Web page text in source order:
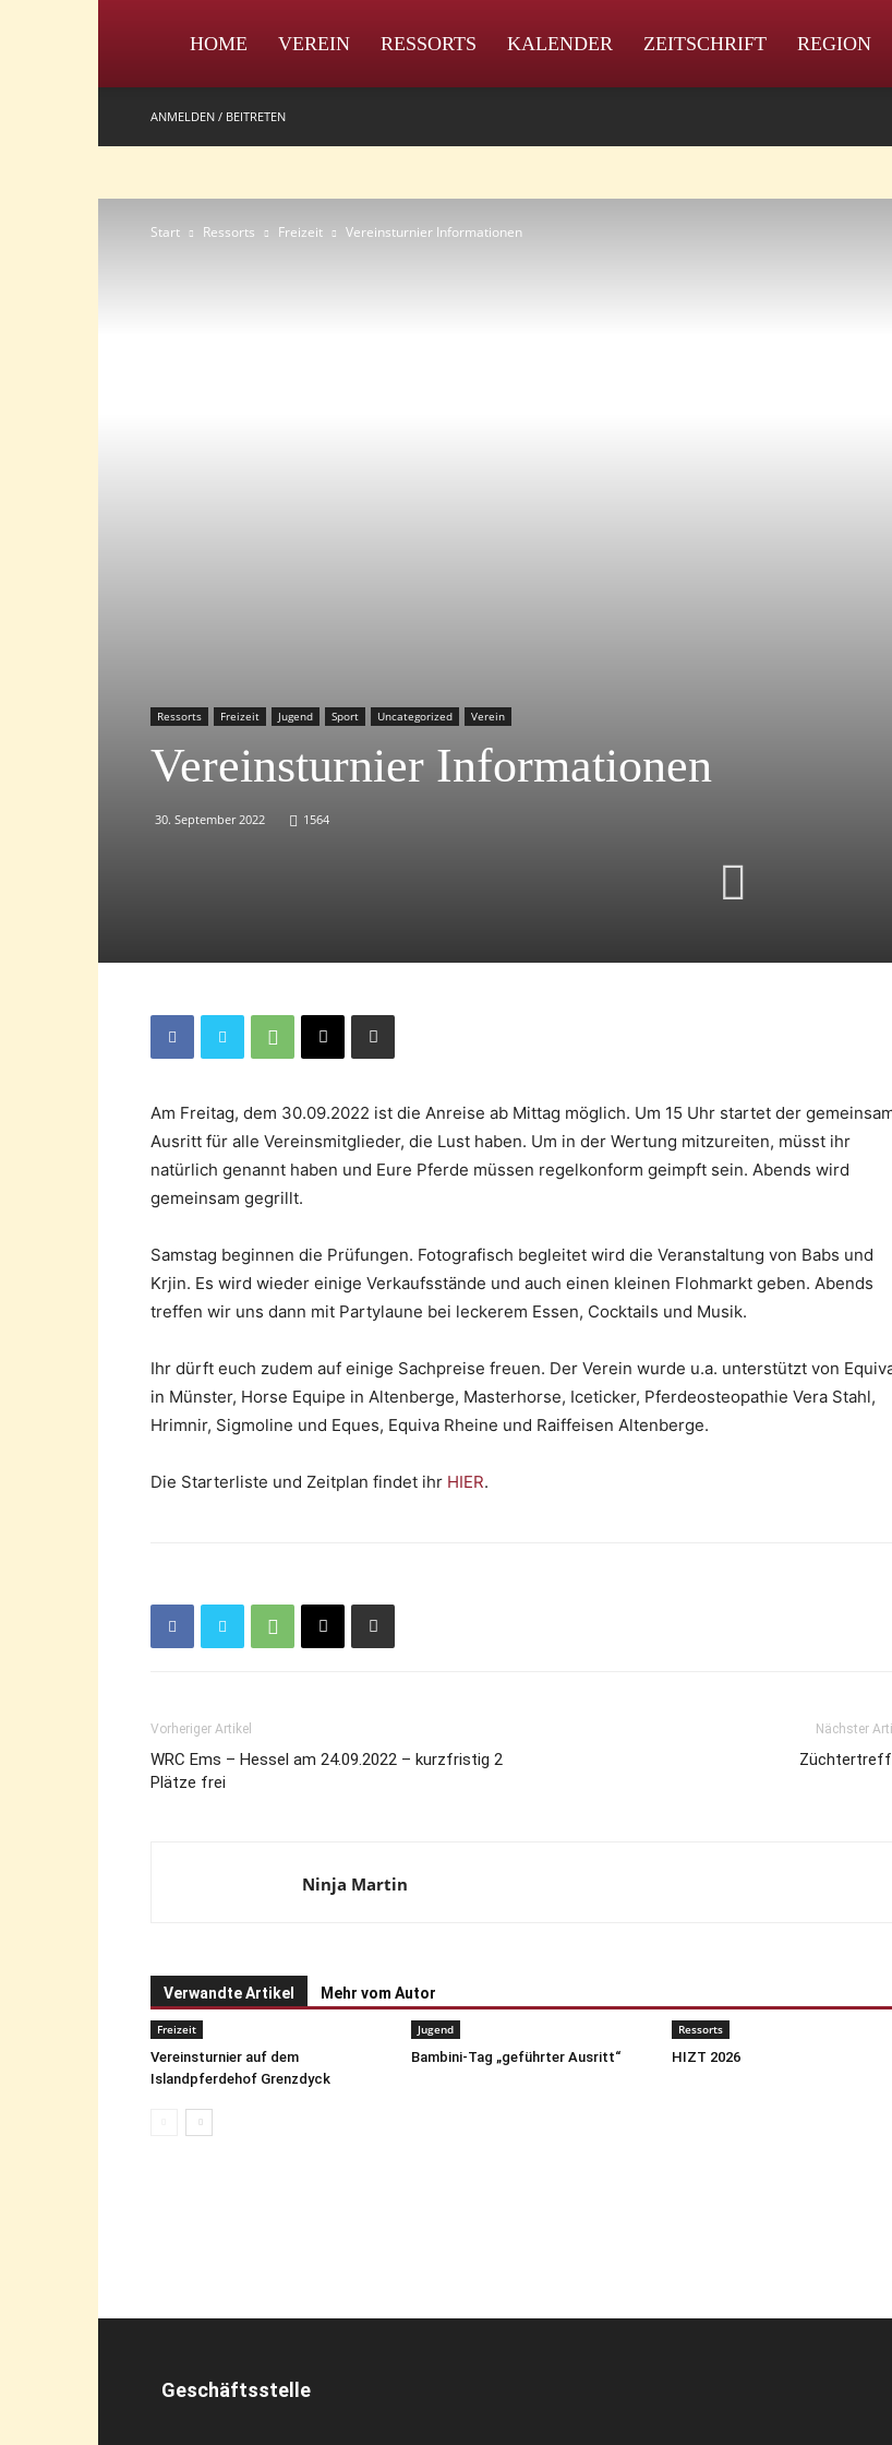
IPZV
HOME VEREIN RESSORTS KALENDER ZEITSCHRIFT REGION
ANMELDEN / BEITRETEN
Start Ressorts Freizeit Vereinsturnier Informationen
Ressorts Freizeit Jugend Sport Uncategorized Verein
Vereinsturnier Informationen
30. September 2022 1564
Am Freitag, dem 30.09.2022 ist die Anreise ab Mittag möglich. Um 15 Uhr startet der
Ausritt für alle Vereinsmitglieder, die Lust haben. Um in der Wertung mitzureiten, müsst ihr
natürlich genannt haben und Eure Pferde müssen regelkonform geimpft sein. Abends wird
gemeinsam gegrillt.
Samstag beginnen die Prüfungen. Fotografisch begleitet wird die Veranstaltung von Babs und
Krjin. Es wird wieder einige Verkaufsstände und auch einen kleinen Flohmarkt geben. Abends
treffen wir uns dann mit Partylaune bei leckerem Essen, Cocktails und Musik.
Ihr dürft euch zudem auf einige Sachpreise freuen. Der Verein wurde u.a. unterstützt von
in Münster, Horse Equipe in Altenberge, Masterhorse, Iceticker, Pferdeosteopathie Vera Stahl,
Hrimnir, Sigmoline und Eques, Equiva Rheine und Raiffeisen Altenberge.
Die Starterliste und Zeitplan findet ihr HIER.
Vorheriger Artikel
WRC Ems – Hessel am 24.09.2022 – kurzfristig 2
Plätze frei
Nächster
Ninja Martin
Verwandte Artikel Mehr vom Autor
Freizeit
Vereinsturnier auf dem
Islandpferdehof Grenzdyck
Jugend
Bambini-Tag „geführter Ausritt“
Ressorts
HIZT 2026
Geschäftsstelle